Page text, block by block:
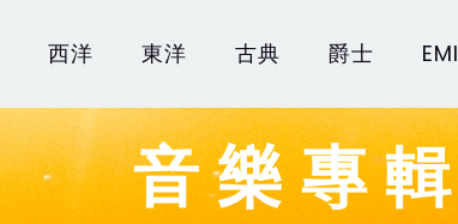
西洋 東洋 古典 爵士 EMI
音樂專輯